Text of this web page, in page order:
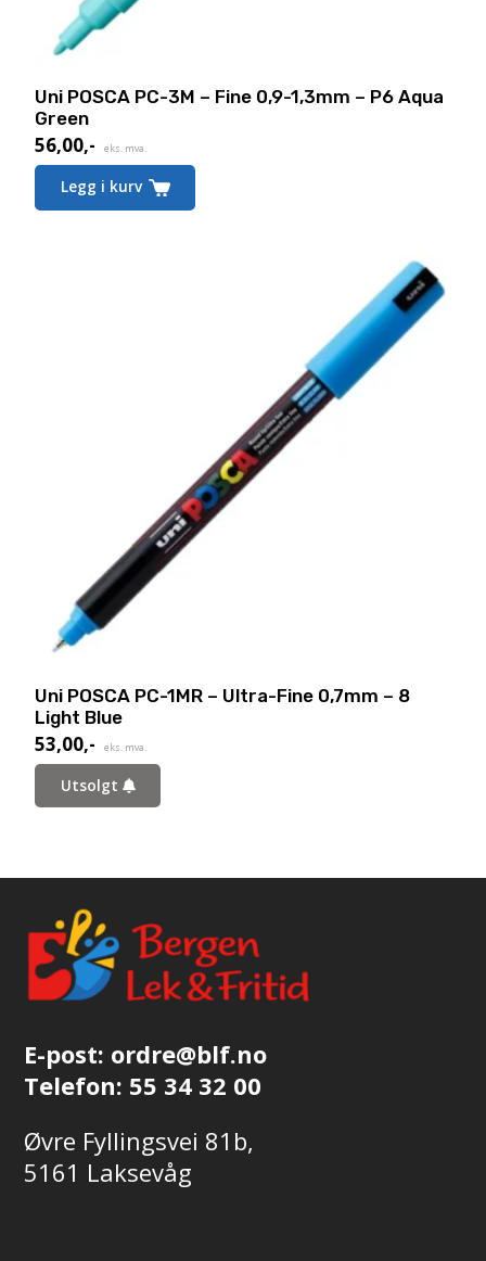
Uni POSCA PC-3M – Fine 0,9-1,3mm – P6 Aqua
Green
56,00,- eks. mva.
Legg i kurv
Uni POSCA PC-1MR – Ultra-Fine 0,7mm – 8
Light Blue
53,00,- eks. mva.
Utsolgt
E-post: ordre@blf.no
Telefon: 55 34 32 00
Øvre Fyllingsvei 81b,
5161 Laksevåg